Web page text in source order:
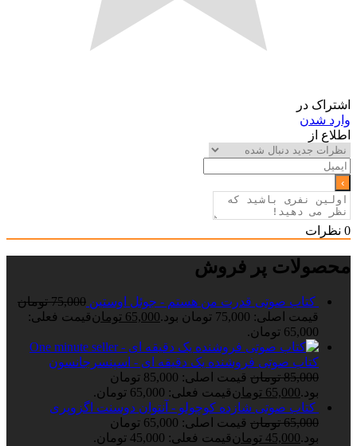
اشتراک در
وارد شدن
اطلاع از
0 نظرات
محصولات پر فروش
کتاب صوتی قدرت من هستم - جوئل اوستین 75,000 تومان
قیمت اصلی: 75,000 تومان بود.
65,000 تومانقیمت فعلی:
65,000 تومان.
کتاب صوتی فروشنده یک دقیقه ای - اسپنسرجانسون
85,000 تومان
قیمت اصلی: 85,000 تومان
بود.65,000 تومانقیمت فعلی: 65,000 تومان.
کتاب صوتی شازده کوچولو - آنتوان دوسنت اگزوپری
65,000 تومان
قیمت اصلی: 65,000 تومان
بود.45,000 تومانقیمت فعلی: 45,000 تومان.